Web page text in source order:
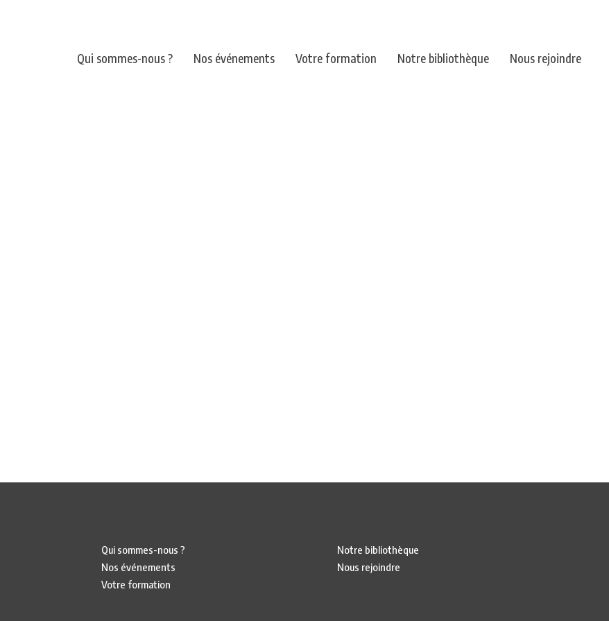
Qui sommes-nous ? Nos événements Votre formation Notre bibliothèque Nous rejoindre
Qui sommes-nous ?
Nos événements
Votre formation
Notre bibliothèque
Nous rejoindre